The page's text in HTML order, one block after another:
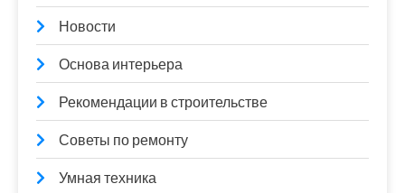
Новости
Основа интерьера
Рекомендации в строительстве
Советы по ремонту
Умная техника